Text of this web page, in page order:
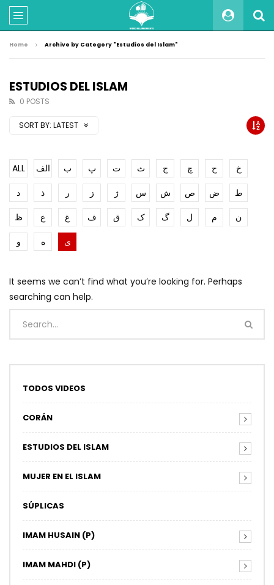
Home Archive by Category "Estudios del Islam"
ESTUDIOS DEL ISLAM
0 POSTS
SORT BY: LATEST
ALL الف ب پ ت ث ج چ ح
خ
د
ذ ر ز ژ س ش ص ض
ط
ظ
ع غ ف ق ک گ ل م
ن
و
ه ی
It seems we can’t find what you’re looking for. Perhaps
searching can help.
TODOS VIDEOS
CORÁN
ESTUDIOS DEL ISLAM
MUJER EN EL ISLAM
SÚPLICAS
IMAM HUSAIN (P)
IMAM MAHDI (P)